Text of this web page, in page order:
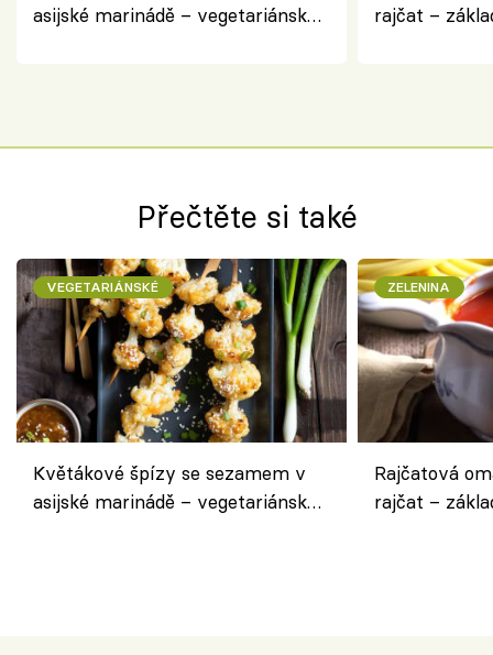
asijské marinádě – vegetariánská
rajčat –
Přečtěte si také
VEGETARIÁNSKÉ
Květákové špízy se sezamem v
asijské marinádě – vegetariánská
ZELENINA
Rajčatová
rajčat –